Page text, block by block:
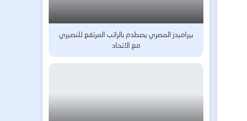
بيراميدز المصري يصطدم بالراتب المرتفع للنصيري
مع الاتحاد